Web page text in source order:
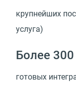
крупнейших
услуга)
Более 300
готовых